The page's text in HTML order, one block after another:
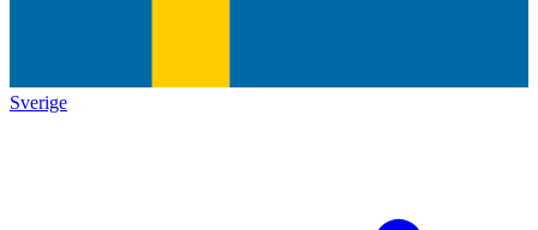
Sverige